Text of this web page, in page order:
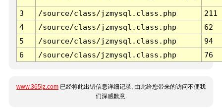
3 /source/class/jzmysql.class.php
211
4
/source/class/jzmysql.class.php
62
5
/source/class/jzmysql.class.php
94
6
/source/class/jzmysql.class.php 76
www.365jz.com 已经将此出错信息详细记录, 由此给您带来的访问不便我
们深感歉意.